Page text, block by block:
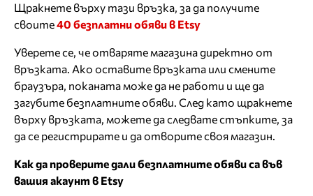
Щракнете върху тази връзка, за да получите
своите40 безплатни обяви в Etsy
Уверете се, че отваряте магазина директно от
връзката. Ако оставите връзката или смените
браузъра, поканата може да не работи и ще да
загубите безплатните обяви. След като щракнете
върху връзката, можете да следвате стъпките, за
да се регистрирате и да отворите своя магазин.
Как да проверите дали безплатните обяви са във
вашия акаунт в Etsy